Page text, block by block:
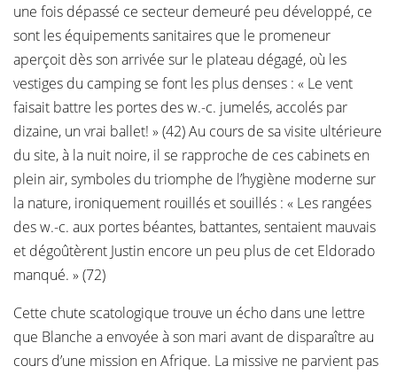
une fois dépassé ce secteur demeuré peu développé, ce
sont les équipements sanitaires que le promeneur
aperçoit dès son arrivée sur le plateau dégagé, où les
vestiges du camping se font les plus denses : « Le vent
faisait battre les portes des w.-c. jumelés, accolés par
dizaine, un vrai ballet! » (42) Au cours de sa visite ultérieure
du site, à la nuit noire, il se rapproche de ces cabinets en
plein air, symboles du triomphe de l’hygiène moderne sur
la nature, ironiquement rouillés et souillés : « Les rangées
des w.-c. aux portes béantes, battantes, sentaient mauvais
et dégoûtèrent Justin encore un peu plus de cet Eldorado
manqué. » (72)
Cette chute scatologique trouve un écho dans une lettre
que Blanche a envoyée à son mari avant de disparaître au
cours d’une mission en Afrique. La missive ne parvient pas